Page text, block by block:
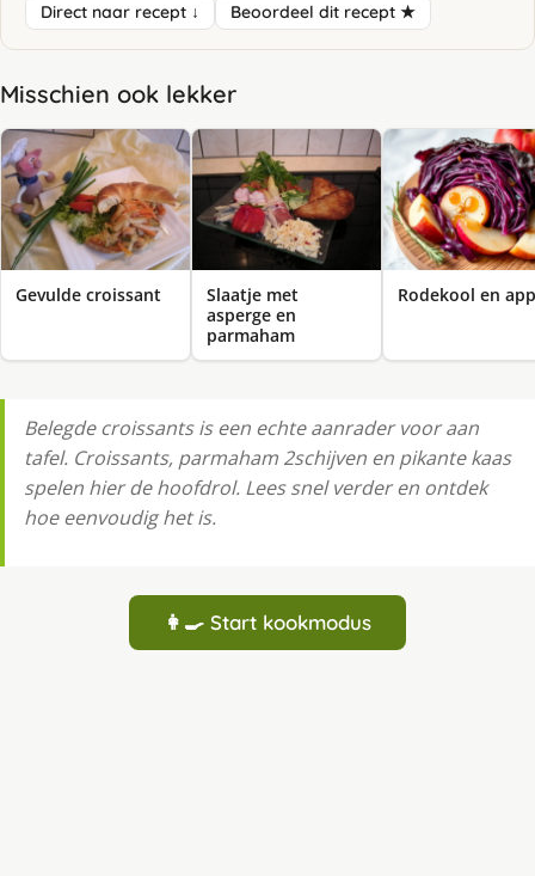
Direct naar recept ↓ Beoordeel dit recept ★
Misschien ook lekker
Gevulde croissant
Slaatje met
asperge en
parmaham
Rodekool en
Belegde croissants is een echte aanrader voor aan
tafel. Croissants, parmaham 2schijven en pikante kaas
spelen hier de hoofdrol. Lees snel verder en ontdek
hoe eenvoudig het is.
👩‍🍳 Start kookmodus